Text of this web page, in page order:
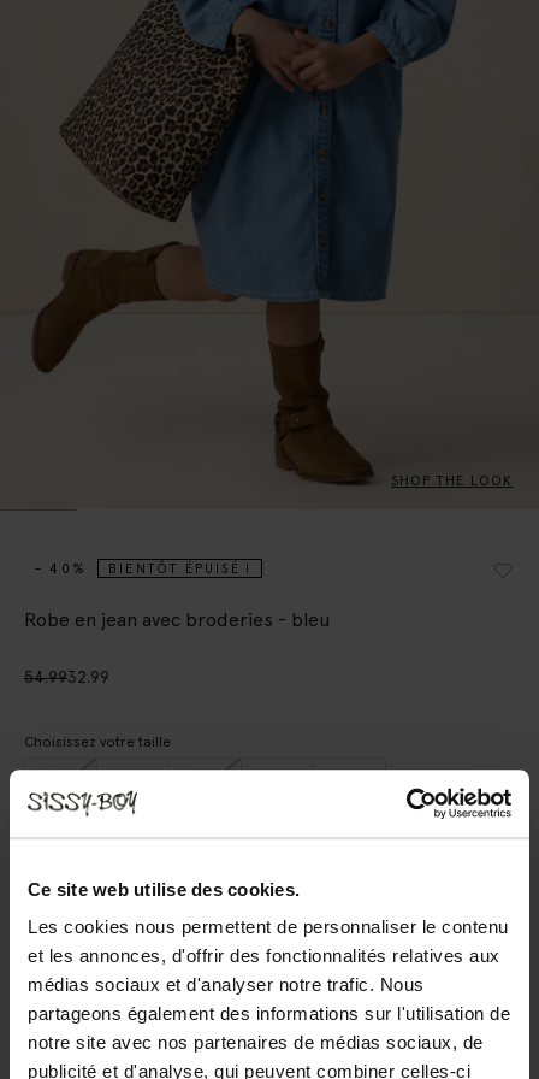
Ce site web utilise des cookies.
Les cookies nous permettent de personnaliser le contenu
et les annonces, d'offrir des fonctionnalités relatives aux
médias sociaux et d'analyser notre trafic. Nous
partageons également des informations sur l'utilisation de
notre site avec nos partenaires de médias sociaux, de
publicité et d'analyse, qui peuvent combiner celles-ci
SHOP THE LOOK
- 40% BIENTÔT ÉPUISÉ !
Robe en jean avec broderies - bleu
54.9932.99
Choisissez votre taille
AJOUTER AU PANIER
Livraison rapide
DESCRIPTION